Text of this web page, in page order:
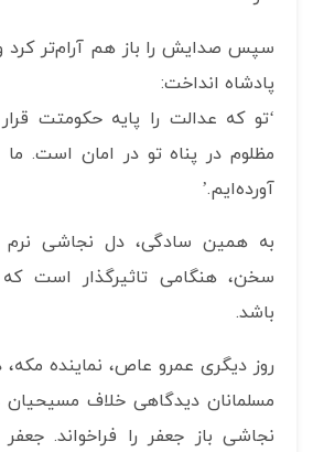
سپس صدایش را باز هم آرام‌تر کرد
پادشاه انداخت:
‘تو که عدالت را پایه حکومتت
مظلوم در پناه تو در امان است. ما
آورده‌ایم.’
به همین سادگی، دل نجاشی
سخن، هنگامی تاثیرگذار است
باشد.
روز دیگری عمرو عاص، نماینده مکه،
مسلمانان دیدگاهی خلاف مسیحیان
نجاشی باز جعفر را فراخواند.